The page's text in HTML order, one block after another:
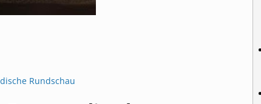
Rundschau